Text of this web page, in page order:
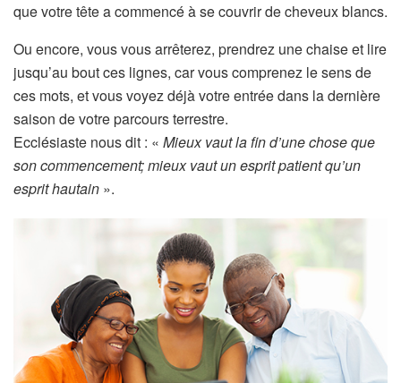
que votre tête a commencé à se couvrir de cheveux blancs.
Ou encore, vous vous arrêterez, prendrez une chaise et lire
jusqu’au bout ces lignes, car vous comprenez le sens de
ces mots, et vous voyez déjà votre entrée dans la dernière
saison de votre parcours terrestre.
Ecclésiaste nous dit : « Mieux vaut la fin d’une chose que
son commencement; mieux vaut un esprit patient qu’un
esprit hautain ».